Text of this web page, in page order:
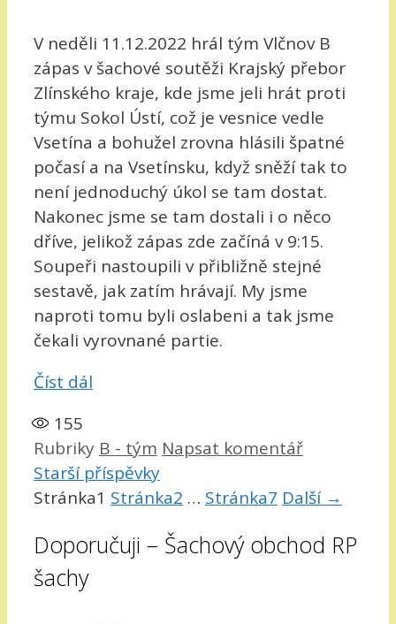
V neděli 11.12.2022 hrál tým Vlčnov B
zápas v šachové soutěži Krajský přebor
Zlínského kraje, kde jsme jeli hrát proti
týmu Sokol Ústí, což je vesnice vedle
Vsetína a bohužel zrovna hlásili špatné
počasí a na Vsetínsku, když sněží tak to
není jednoduchý úkol se tam dostat.
Nakonec jsme se tam dostali i o něco
dříve, jelikož zápas zde začíná v 9:15.
Soupeři nastoupili v přibližně stejné
sestavě, jak zatím hrávají. My jsme
naproti tomu byli oslabeni a tak jsme
čekali vyrovnané partie.
Číst dál
155
Rubriky B - tým Napsat komentář
Starší příspěvky
Stránka1 Stránka2 … Stránka7 Další →
Doporučuji – Šachový obchod RP
šachy